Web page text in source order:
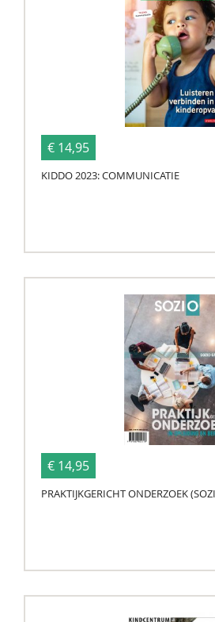
€ 14,95
KIDDO 2023: COMMUNICATIE
€ 14,95
PRAKTIJKGERICHT ONDERZOEK